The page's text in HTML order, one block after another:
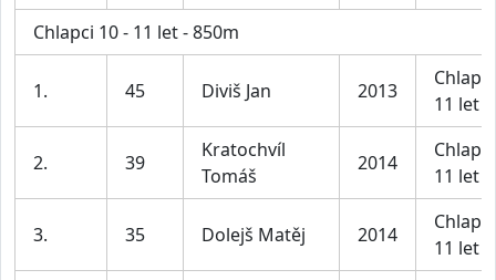
Chlapci 10 - 11 let - 850m
1. 45 Diviš Jan 2013
11 let
2. 39
Kratochvíl
Tomáš
2014
11 let
3. 35 Dolejš Matěj 2014
11 let